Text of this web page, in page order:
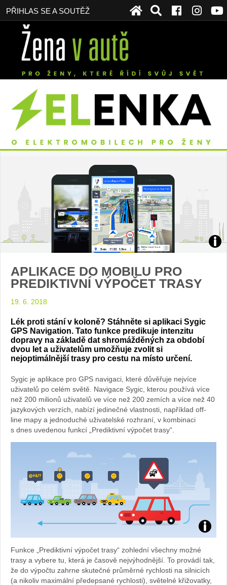
PŘIHLAS SE A SOUTĚŽ
APLIKACE DO MOBILU PRO
PREDIKTIVNÍ VÝPOČET TRASY
19. 6. 2018
Lék proti stání v koloně? Stáhněte si aplikaci Sygic
GPS Navigation. Tato funkce predikuje intenzitu
dopravy na základě dat shromážděných za období
dvou let a uživatelům umožňuje zvolit si
nejoptimálnější trasy pro cestu na místo určení.
Sygic je aplikace pro GPS navigaci, které důvěřuje nejvíce
uživatelů po celém světě. Navigace Sygic, kterou používá více
než 200 milionů uživatelů ve více než 200 zemích a více než 40
jazykových verzích, nabízí jedinečné vlastnosti, například off-
line mapy a jednoduché uživatelské rozhraní, v kombinaci
s dnes uvedenou funkcí „Prediktivní výpočet trasy“.
Foto:
webu
Funkce „Prediktivní výpočet trasy“ zohlední všechny možné
trasy a vybere tu, která je časově nejvýhodnější. To provádí tak,
že do výpočtu zahrne skutečné průměrné rychlosti na silnicích
(a nikoliv maximální předepsané rychlosti), světelné křižovatky,